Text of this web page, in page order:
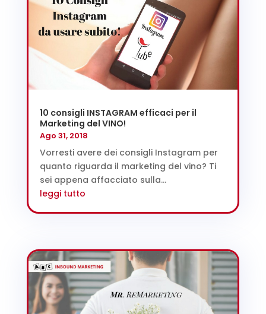
10 consigli INSTAGRAM efficaci per il
Marketing del VINO!
Ago 31, 2018
Vorresti avere dei consigli Instagram per
quanto riguarda il marketing del vino? Ti
sei appena affacciato sulla...
leggi tutto